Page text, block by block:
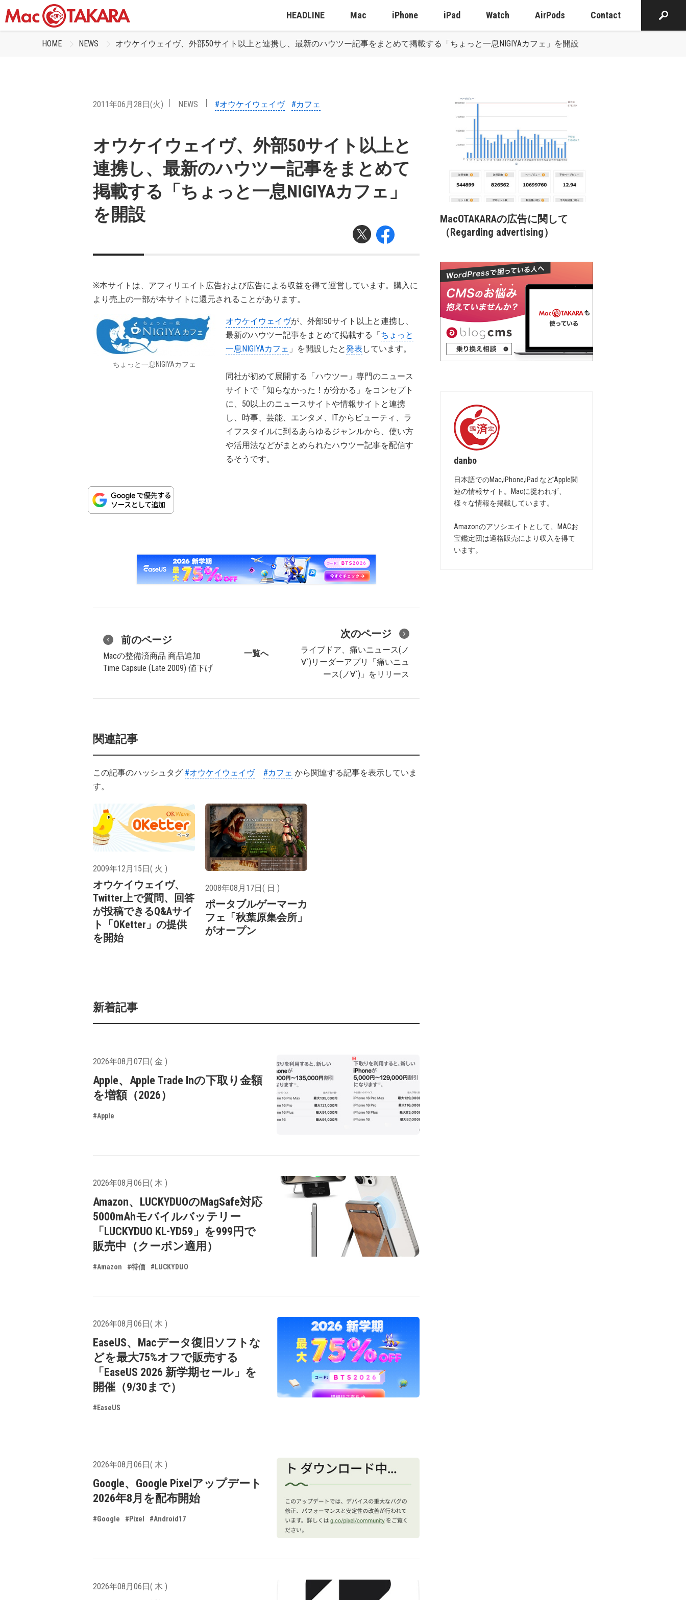
HEADLINE Mac iPhone iPad Watch AirPods Contact
HOME NEWS オウケイウェイヴ、外部50サイト以上と連携し、最新のハウツー記事をまとめて掲載する「ちょっと一息NIGIYAカフェ」を開設
2011年06月28日(火) NEWS #オウケイウェイヴ #カフェ
オウケイウェイヴ、外部50サイト以上と
連携し、最新のハウツー記事をまとめて
掲載する「ちょっと一息NIGIYAカフェ」
を開設
※本サイトは、アフィリエイト広告および広告による収益を得て運営しています。購入に
より売上の一部が本サイトに還元されることがあります。
ちょっと一息NIGIYAカフェ
オウケイウェイヴが、外部50サイト以上と連携し、
最新のハウツー記事をまとめて掲載する「ちょっと
一息NIGIYAカフェ 」を開設したと発表 しています。
同社が初めて展開する「ハウツー」専門のニュース
サイトで「知らなかった！が分かる」をコンセプト
に、50以上のニュースサイトや情報サイトと連携
し、時事、芸能、エンタメ、ITからビューティ、ラ
イフスタイルに到るあらゆるジャンルから、使い方
や活用法などがまとめられたハウツー記事を配信す
るそうです。
前のページ
Macの整備済商品 商品追加
Time Capsule (Late 2009) 値下げ
一覧へ
次のページ
ライブドア、痛いニュース(ノ
∀`)リーダーアプリ「痛いニュ
ース(ノ∀`)」をリリース
関連記事
この記事のハッシュタグ #オウケイウェイヴ #カフェ から関連する記事を表示していま
す。
2009年12月15日( 火 )
オウケイウェイヴ、
Twitter上で質問、回答
が投稿できるQ&Aサイ
ト「OKetter」の提供
を開始
2008年08月17日( 日 )
ポータブルゲーマーカ
フェ「秋葉原集会所」
がオープン
新着記事
2026年08月07日( 金 )
Apple、Apple Trade Inの下取り金額
を増額（2026）
#Apple
2026年08月06日( 木 )
Amazon、LUCKYDUOのMagSafe対応
5000mAhモバイルバッテリー
「LUCKYDUO KL-YD59」を999円で
販売中（クーポン適用）
#Amazon #特価 #LUCKYDUO
2026年08月06日( 木 )
EaseUS、Macデータ復旧ソフトな
どを最大75%オフで販売する
「EaseUS 2026 新学期セール」を
開催（9/30まで）
#EaseUS
2026年08月06日( 木 )
Google、Google Pixelアップデート
2026年8月を配布開始
#Google #Pixel #Android17
2026年08月06日( 木 )
MacOTAKARAの広告に関して
（Regarding advertising）
danbo
日本語でのMac,iPhone,iPad などApple関
連の情報サイト。Macに捉われず、
様々な情報を掲載しています。
Amazonのアソシエイトとして、MACお
宝鑑定団は適格販売により収入を得て
います。